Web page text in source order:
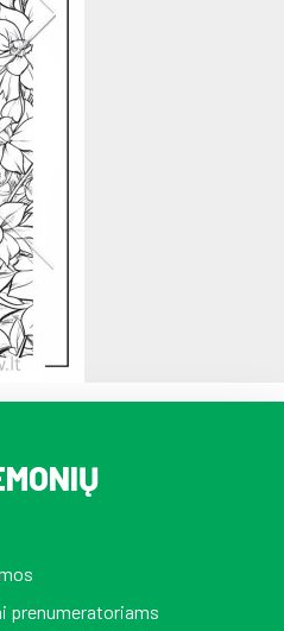
prenumeratoriams